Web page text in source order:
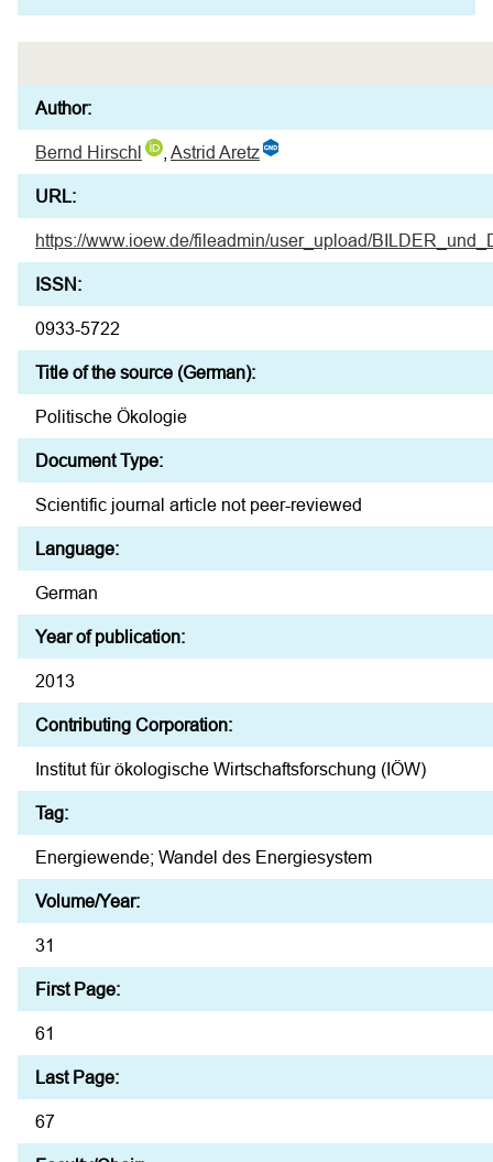
Author:
Bernd Hirschl Astrid Aretz
URL:
https://www.ioew.de/fileadmin/user_upload/
ISSN:
0933-5722
Title of the source (German):
Politische Ökologie
Document Type:
Scientific journal article not peer-reviewed
Language:
German
Year of publication:
2013
Contributing Corporation:
Institut für ökologische Wirtschaftsforschung (IÖW)
Tag:
Energiewende; Wandel des Energiesystem
Volume/Year:
31
First Page:
61
Last Page:
67